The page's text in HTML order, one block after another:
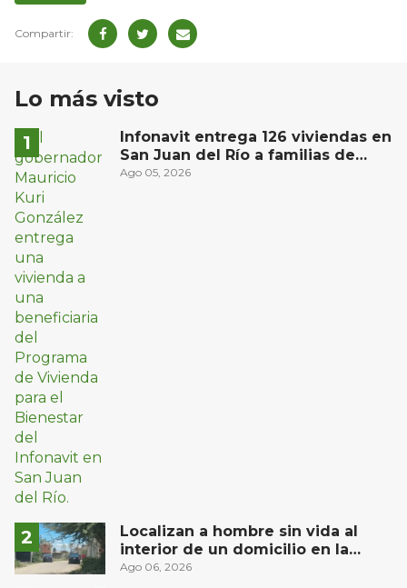
Lo más visto
Infonavit entrega 126 viviendas en
San Juan del Río a familias de
bajos ingresos
Ago 05, 2026
Localizan a hombre sin vida al
interior de un domicilio en la
comunidad El Rodeo, San Juan del
Ago 06, 2026